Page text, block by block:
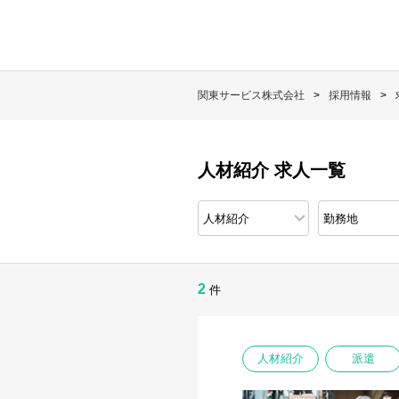
関東サービス株式会社 採用情報
人材紹介 求人一覧
2 件
人材紹介 派遣